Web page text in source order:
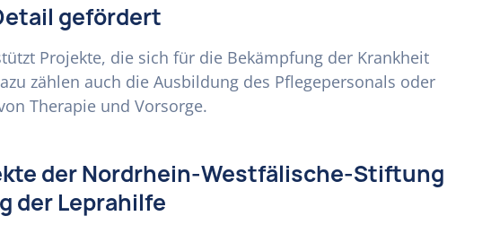
gefördert
Projekte, die sich für die Bekämpfung der Krankheit
zählen auch die Ausbildung des Pflegepersonals oder
Therapie und Vorsorge.
der Nordrhein-Westfälische-Stiftung
der Leprahilfe